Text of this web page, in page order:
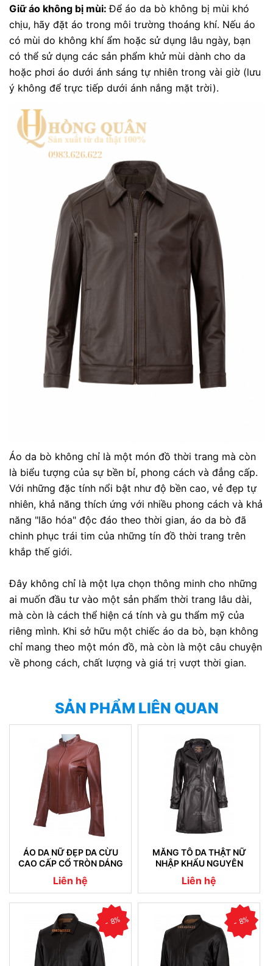
Giữ áo không bị mùi:Để áo da bò không bị mùi khó
chịu, hãy đặt áo trong môi trường thoáng khí. Nếu áo
có mùi do không khí ẩm hoặc sử dụng lâu ngày, bạn
có thể sử dụng các sản phẩm khử mùi dành cho da
hoặc phơi áo dưới ánh sáng tự nhiên trong vài giờ (lưu
ý không để trực tiếp dưới ánh nắng mặt trời).
Áo da bò không chỉ là một món đồ thời trang mà còn
là biểu tượng của sự bền bỉ, phong cách và đẳng cấp.
Với những đặc tính nổi bật như độ bền cao, vẻ đẹp tự
nhiên, khả năng thích ứng với nhiều phong cách và khả
năng "lão hóa" độc đáo theo thời gian, áo da bò đã
chinh phục trái tim của những tín đồ thời trang trên
khắp thế giới.
Đây không chỉ là một lựa chọn thông minh cho những
ai muốn đầu tư vào một sản phẩm thời trang lâu dài,
mà còn là cách thể hiện cá tính và gu thẩm mỹ của
riêng mình. Khi sở hữu một chiếc áo da bò, bạn không
chỉ mang theo một món đồ, mà còn là một câu chuyện
về phong cách, chất lượng và giá trị vượt thời gian.
SẢN PHẨM LIÊN QUAN
ÁO DA NỮ ĐẸP DA CỪU
CAO CẤP CỔ TRÒN DÁNG
TRƠN
Liên hệ
MĂNG TÔ DA THẬT NỮ
NHẬP KHẨU NGUYÊN
CHIẾC 05
Liên hệ
- 8% - 8%